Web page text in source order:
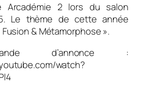
Arcadémie 2 lors du salon
Le thème de cette année
Fusion & Métamorphose ».
d’annonce :
watch?